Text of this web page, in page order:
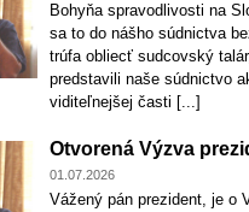
Bohyňa spravodlivosti na
sa to do nášho súdnictva
trúfa obliecť sudcovský
predstavili naše súdnictvo
viditeľnejšej časti [...]
Otvorená Výzva
01.07.2026
Vážený pán prezident, je o